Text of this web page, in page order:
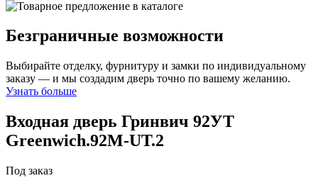
Безграничные возможности
Выбирайте отделку, фурнитуру и замки по индивидуальному
заказу — и мы создадим дверь точно по вашему желанию.
Узнать больше
Входная дверь Гринвич 92УТ
Greenwich.92M-UT.2
Под заказ